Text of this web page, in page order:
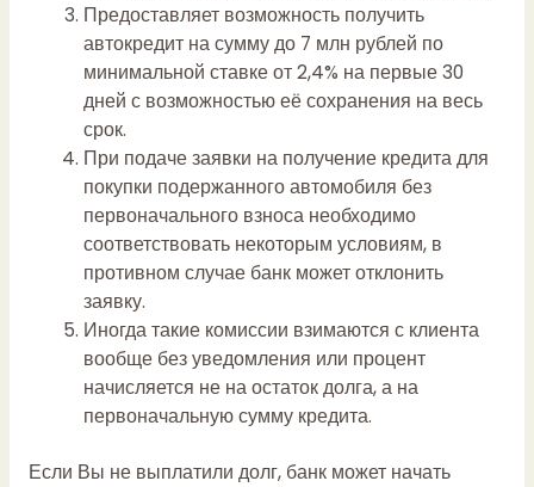
Предоставляет возможность получить
автокредит на сумму до 7 млн рублей по
минимальной ставке от 2,4% на первые 30
дней с возможностью её сохранения на весь
срок.
При подаче заявки на получение кредита для
покупки подержанного автомобиля без
первоначального взноса необходимо
соответствовать некоторым условиям, в
противном случае банк может отклонить
заявку.
Иногда такие комиссии взимаются с клиента
вообще без уведомления или процент
начисляется не на остаток долга, а на
первоначальную сумму кредита.
Если Вы не выплатили долг, банк может начать